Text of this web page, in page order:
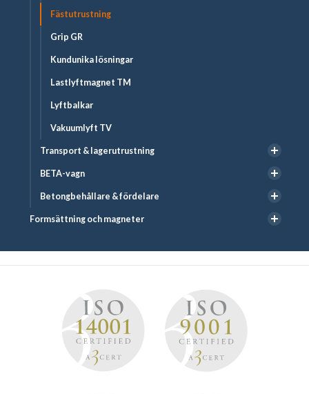
Fästutrustning
Grip GR
Kundunika lösningar
Lastlyftmagnet TM
Lyftbalkar
Vakuumlyft TV
Transport & lagerutrustning
BETA-vagn
Betongbehållare & fördelare
Formsättning och magneter